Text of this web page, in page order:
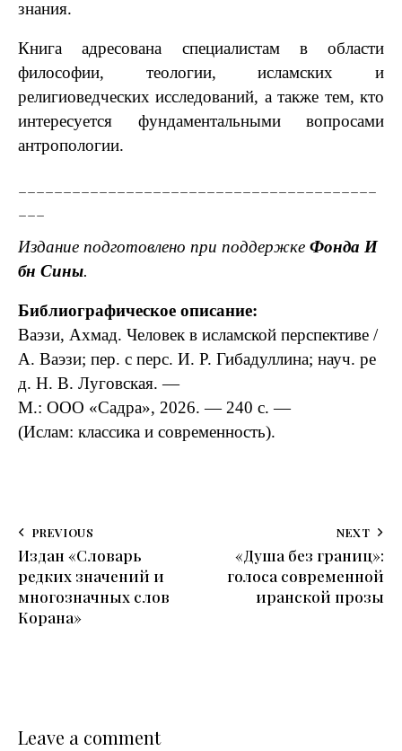
знания.
Книга адресована специалистам в области
философии, теологии, исламских и
религиоведческих исследований, а также тем, кто
интересуется фундаментальными вопросами
антропологии.
Издание подготовлено при поддержке Фонда И
бн Сины.
Библиографическое описание:
Ваэзи, Ахмад. Человек в исламской перспективе /
А. Ваэзи; пер. с перс. И. Р. Гибадуллина; науч. ре
д. Н. В. Луговская. —
М.: ООО «Садра», 2026. — 240 с. —
(Ислам: классика и современность).
PREVIOUS
Издан «Словарь
редких значений и
многозначных слов
Корана»
NEXT
«Душа без границ»:
голоса современной
иранской прозы
Leave a comment